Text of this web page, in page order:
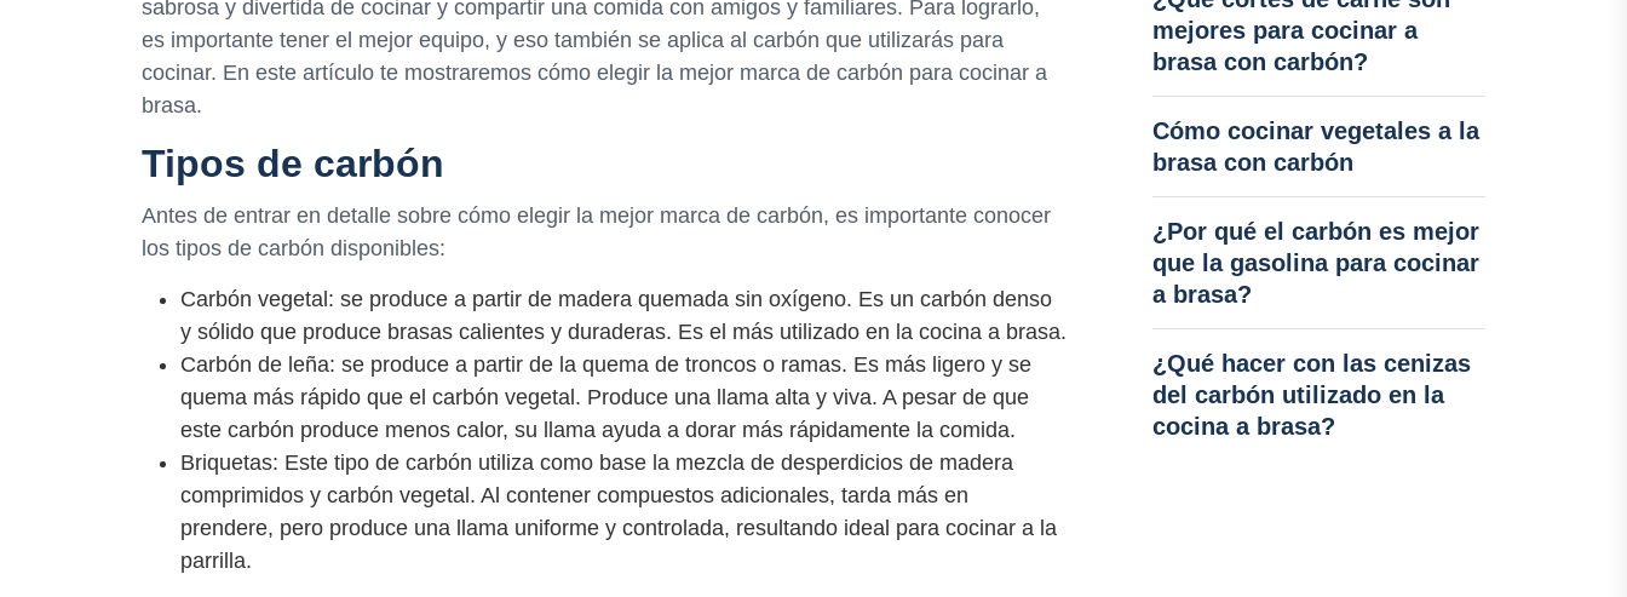
sabrosa y divertida de cocinar y compartir una comida con amigos y familiares. Para lograrlo,
es importante tener el mejor equipo, y eso también se aplica al carbón que utilizarás para
cocinar. En este artículo te mostraremos cómo elegir la mejor marca de carbón para cocinar a
brasa.
Tipos de carbón
Antes de entrar en detalle sobre cómo elegir la mejor marca de carbón, es importante conocer
los tipos de carbón disponibles:
Carbón vegetal: se produce a partir de madera quemada sin oxígeno. Es un carbón denso
y sólido que produce brasas calientes y duraderas. Es el más utilizado en la cocina a brasa.
Carbón de leña: se produce a partir de la quema de troncos o ramas. Es más ligero y se
quema más rápido que el carbón vegetal. Produce una llama alta y viva. A pesar de que
este carbón produce menos calor, su llama ayuda a dorar más rápidamente la comida.
Briquetas: Este tipo de carbón utiliza como base la mezcla de desperdicios de madera
comprimidos y carbón vegetal. Al contener compuestos adicionales, tarda más en
prendere, pero produce una llama uniforme y controlada, resultando ideal para cocinar a la
parrilla.
mejores para cocinar a
brasa con carbón?
Cómo cocinar vegetales a la
brasa con carbón
¿Por qué el carbón es mejor
que la gasolina para cocinar
a brasa?
¿Qué hacer con las cenizas
del carbón utilizado en la
cocina a brasa?